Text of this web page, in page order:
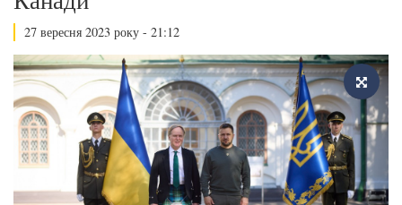
27 вересня 2023 року - 21:12